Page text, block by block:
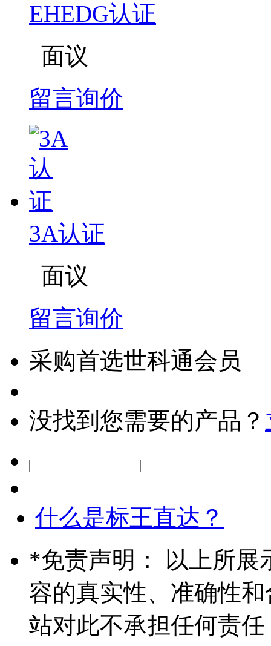
EHEDG认证
面议
留言询价
3A认证
面议
留言询价
采购首选世科通会员
没找到您需要的产品？
什么是标王直达？
*免责声明： 以上所展
容的真实性、准确性
站对此不承担任何责任